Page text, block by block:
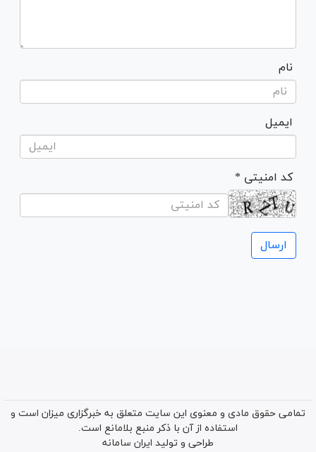
نام
ایمیل
* کد امنیتی
تمامی حقوق مادی و معنوی این سایت متعلق به خبرگزاری میزان است و
استفاده از آن با ذکر منبع بلامانع است.
طراحی و تولید ایران سامانه